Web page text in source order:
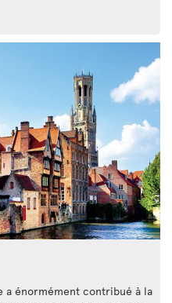
a énormément contribué à la